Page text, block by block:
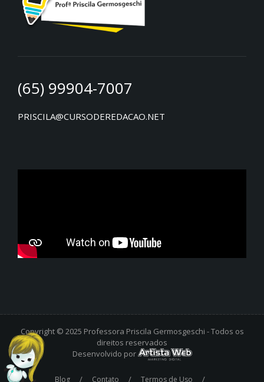
(65) 99904-7007
PRISCILA@CURSODEREDACAO.NET
Copyright © 2025 Professora Priscila Germosgeschi - Todos os
direitos reservados
Desenvolvido por
Blog / Contato / Termos de Uso /